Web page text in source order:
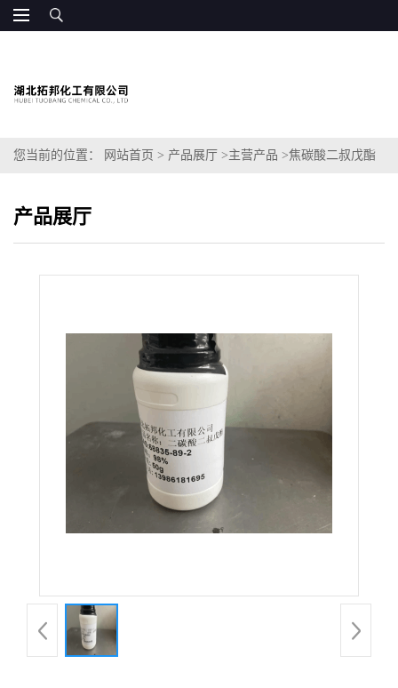
您当前的位置： 网站首页 > 产品展厅 >主营产品 >焦碳酸二叔戊酯
产品展厅